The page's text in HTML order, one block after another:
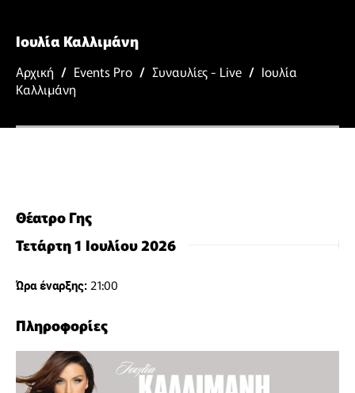
Ιουλία Καλλιμάνη
Αρχική / Events Pro / Συναυλίες - Live / Ιουλία
Καλλιμάνη
Θέατρο Γης
Τετάρτη 1 Ιουλίου 2026
Ώρα έναρξης: 21:00
Πληροφορίες